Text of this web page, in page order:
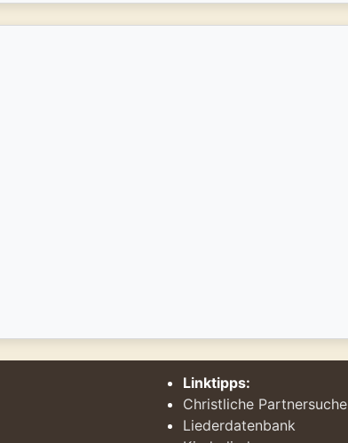
Linktipps:
Christliche Partnersuche
Liederdatenbank